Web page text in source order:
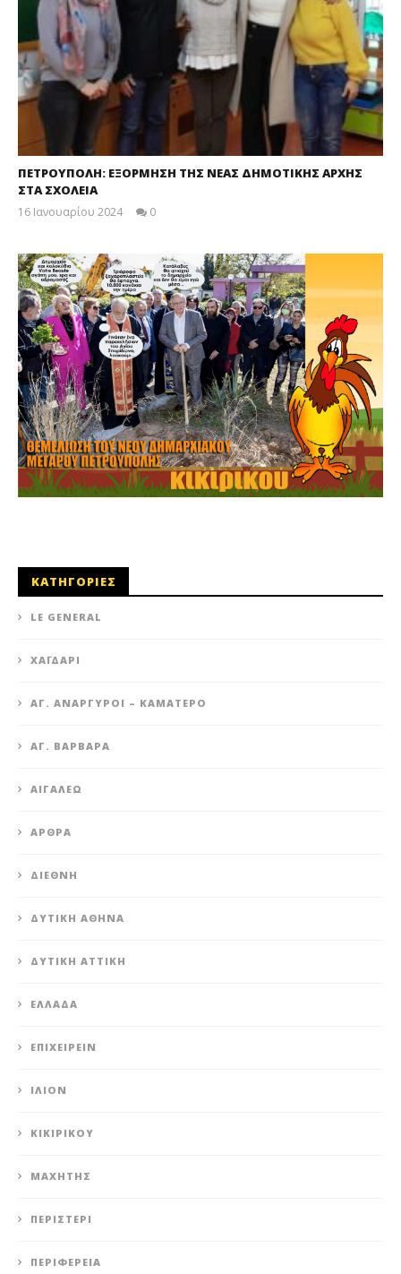
ΠΕΤΡΟΥΠΟΛΗ: ΕΞΟΡΜΗΣΗ ΤΗΣ ΝΕΑΣ ΔΗΜΟΤΙΚΗΣ ΑΡΧΗΣ
ΣΤΑ ΣΧΟΛΕΙΑ
16 Ιανουαρίου 2024
0
ΚΑΤΗΓΟΡΙΕΣ
LE GENERAL
XΑΪΔΆΡΙ
ΆΓ. ΑΝΆΡΓΥΡΟΙ – KΑΜΑΤΕΡΌ
ΑΓ. ΒΑΡΒΆΡΑ
ΑΙΓΆΛΕΩ
ΆΡΘΡΑ
ΔΙΕΘΝΉ
ΔΥΤΙΚΉ ΑΘΉΝΑ
ΔΥΤΙΚΉ ΑΤΤΙΚΉ
ΕΛΛΆΔΑ
ΕΠΙΧΕΙΡΕΊΝ
ΊΛΙΟΝ
ΚΙΚΙΡΙΚΟΥ
ΜΑΧΗΤΗΣ
ΠΕΡΙΣΤΈΡΙ
ΠΕΡΙΦΈΡΕΙΑ